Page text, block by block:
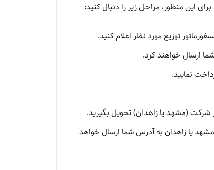
این منظور، مراحل زیر را دنبال کنید:
توزیع مورد نظر اعلام کنید.
ارسال خواهند کرد.
نمایید.
شرکت (مشهد یا زاهدان) تحویل بگیرید.
مشهد یا زاهدان به آدرس شما ارسال خواهد